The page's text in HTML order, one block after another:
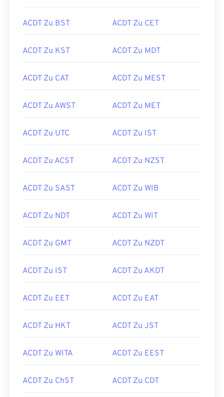
ACDT Zu BST ACDT Zu CET
ACDT Zu KST ACDT Zu MDT
ACDT Zu CAT ACDT Zu MEST
ACDT Zu AWST ACDT Zu MET
ACDT Zu UTC ACDT Zu IST
ACDT Zu ACST ACDT Zu NZST
ACDT Zu SAST ACDT Zu WIB
ACDT Zu NDT ACDT Zu WIT
ACDT Zu GMT ACDT Zu NZDT
ACDT Zu IST ACDT Zu AKDT
ACDT Zu EET ACDT Zu EAT
ACDT Zu HKT ACDT Zu JST
ACDT Zu WITA ACDT Zu EEST
ACDT Zu ChST ACDT Zu CDT